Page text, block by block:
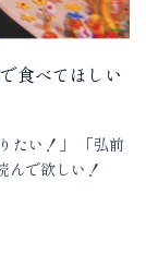
食べてほしい
たい！」 「弘前
んで欲しい！